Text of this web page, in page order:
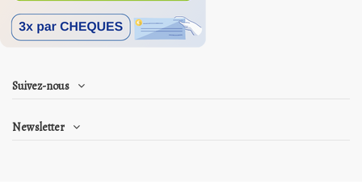
Suivez-nous
Newsletter